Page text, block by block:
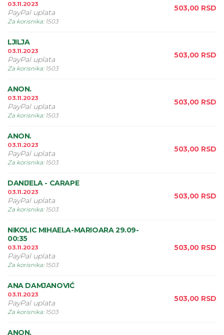
03.11.2023
PayPal uplata
Za korisnika: 1503
503,00 RSD
LJILJA
03.11.2023
PayPal uplata
Za korisnika: 1503
503,00 RSD
ANON.
03.11.2023
PayPal uplata
Za korisnika: 1503
503,00 RSD
ANON.
03.11.2023
PayPal uplata
Za korisnika: 1503
503,00 RSD
DANIJELA - CARAPE
03.11.2023
PayPal uplata
Za korisnika: 1503
503,00 RSD
NIKOLIC MIHAELA-MARIOARA 29.09-
00:35
03.11.2023
PayPal uplata
Za korisnika: 1503
503,00 RSD
ANA DAMJANOVIĆ
03.11.2023
PayPal uplata
Za korisnika: 1503
503,00 RSD
ANON.